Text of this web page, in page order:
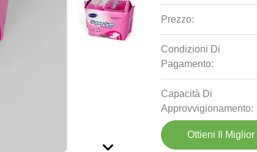
Prezzo:
Condizioni Di
Pagamento:
Capacità Di
Approvvigionamento:
Ottieni Il Miglior